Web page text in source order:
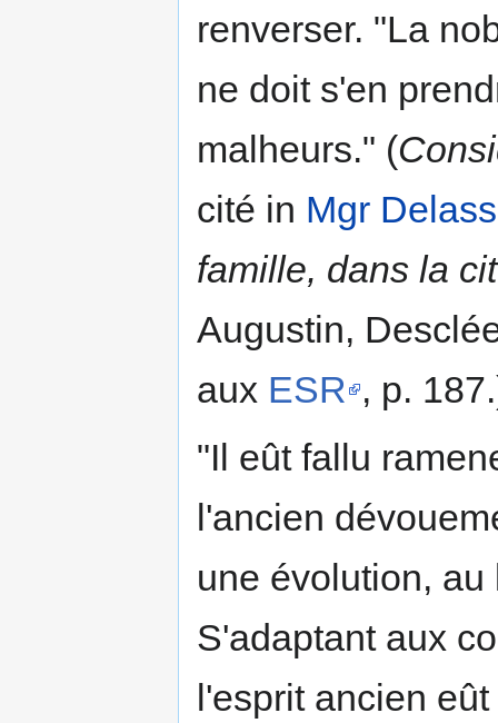
renverser. "La
ne doit s'en
malheurs." (
cité in Mgr
famille, dans la
Augustin,
aux ESR , p.
"Il eût fallu
l'ancien
une évolution,
S'adaptant aux
l'esprit ancien